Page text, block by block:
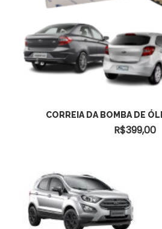
ADICIONAR AO
CORREIA DA BOMBA DE
R$399,00